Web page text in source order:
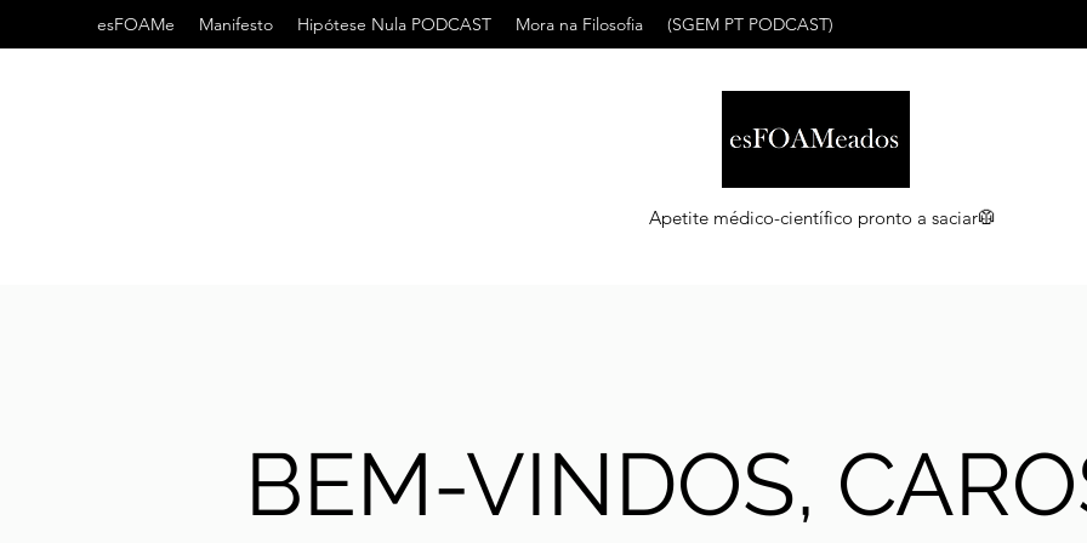
esFOAMe Manifesto Hipótese Nula PODCAST Mora na Filosofia (SGEM PT PODCAST)
Apetite médico-científico pronto a saciar🥼
BEM-VINDOS,